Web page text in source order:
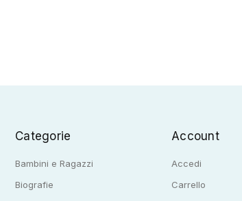
Categorie
Bambini e Ragazzi
Biografie
Account
Accedi
Carrello